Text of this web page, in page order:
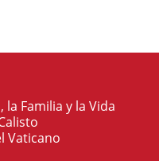
Familia y la Vida
Vaticano